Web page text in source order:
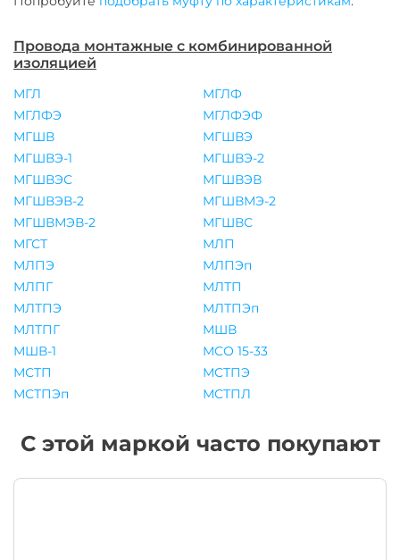
Провода монтажные с комбинированной
изоляцией
МГЛ
МГЛФ
МГЛФЭ
МГЛФЭФ
МГШВ
МГШВЭ
МГШВЭ-1
МГШВЭ-2
МГШВЭС
МГШВЭВ
МГШВЭВ-2
МГШВМЭ-2
МГШВМЭВ-2
МГШВС
МГСТ
МЛП
МЛПЭ
МЛПЭп
МЛПГ
МЛТП
МЛТПЭ
МЛТПЭп
МЛТПГ
МШВ
МШВ-1
МСО 15-33
МСТП
МСТПЭ
МСТПЭп
МСТПЛ
С этой маркой часто покупают